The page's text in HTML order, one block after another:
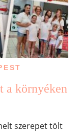
a környéken
szerepet tölt